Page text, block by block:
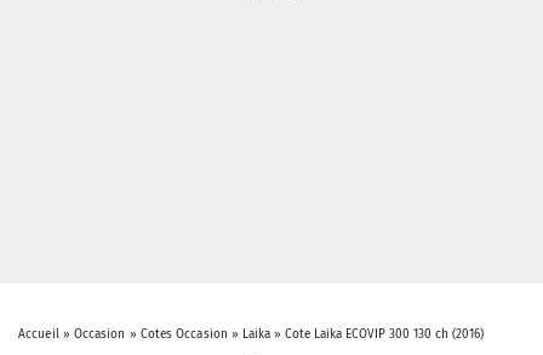
Accueil» Occasion » Cotes Occasion » Laika »Cote Laika ECOVIP 300 130 ch (2016)